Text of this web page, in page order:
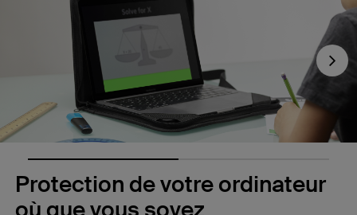
Next
Protection de votre ordinateur